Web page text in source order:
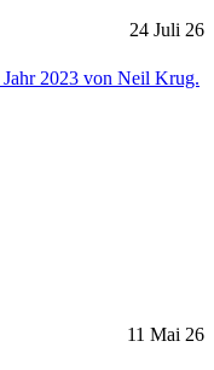
24 Juli 26
11 Mai 26